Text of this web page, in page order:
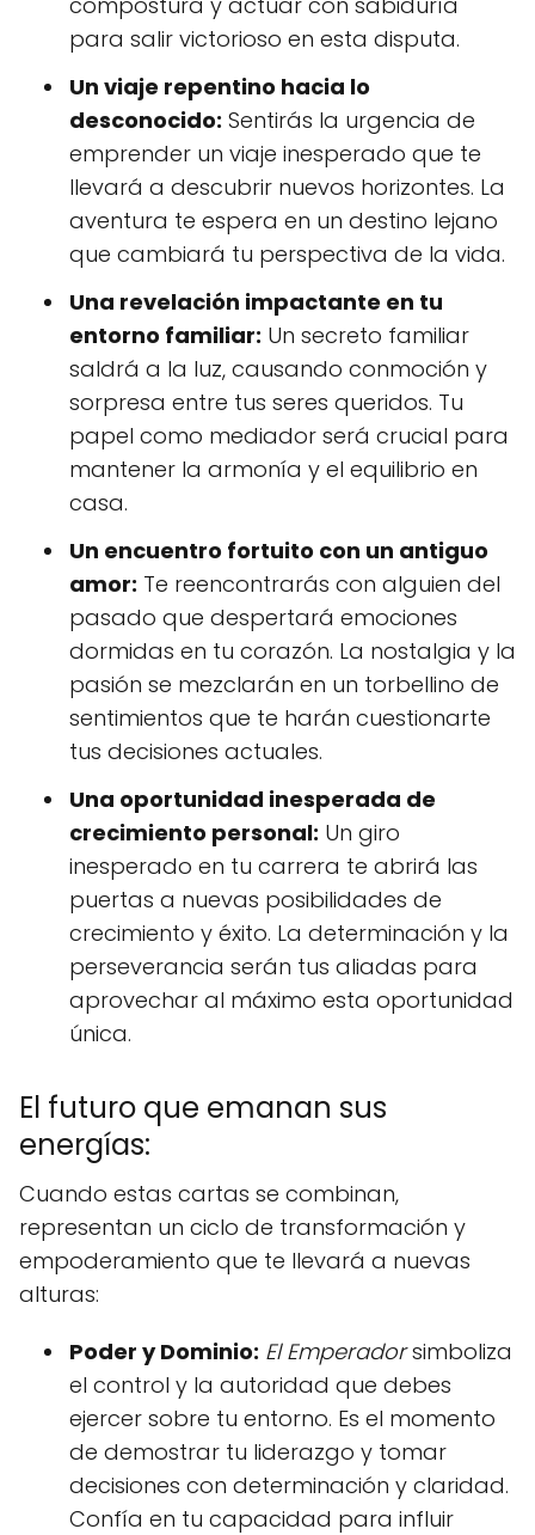
para salir victorioso en esta disputa.
Un viaje repentino hacia lo
desconocido: Sentirás la urgencia de
emprender un viaje inesperado que te
llevará a descubrir nuevos horizontes. La
aventura te espera en un destino lejano
que cambiará tu perspectiva de la vida.
Una revelación impactante en tu
entorno familiar: Un secreto familiar
saldrá a la luz, causando conmoción y
sorpresa entre tus seres queridos. Tu
papel como mediador será crucial para
mantener la armonía y el equilibrio en
casa.
Un encuentro fortuito con un antiguo
amor: Te reencontrarás con alguien del
pasado que despertará emociones
dormidas en tu corazón. La nostalgia y la
pasión se mezclarán en un torbellino de
sentimientos que te harán cuestionarte
tus decisiones actuales.
Una oportunidad inesperada de
crecimiento personal: Un giro
inesperado en tu carrera te abrirá las
puertas a nuevas posibilidades de
crecimiento y éxito. La determinación y la
perseverancia serán tus aliadas para
aprovechar al máximo esta oportunidad
única.
El futuro que emanan sus
energías:
Cuando estas cartas se combinan,
representan un ciclo de transformación y
empoderamiento que te llevará a nuevas
alturas:
Poder y Dominio: El Emperadorsimboliza
el control y la autoridad que debes
ejercer sobre tu entorno. Es el momento
de demostrar tu liderazgo y tomar
decisiones con determinación y claridad.
Confía en tu capacidad para influir